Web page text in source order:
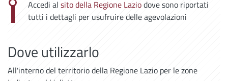
Accedi al sito della Regione Laziodove sono riportati
tutti i dettagli per usufruire delle agevolazioni
Dove utilizzarlo
All'interno del territorio della Regione Lazio per le zone